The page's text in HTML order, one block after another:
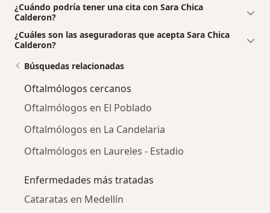
¿Cuándo podría tener una cita con Sara Chica
Calderon?
¿Cuáles son las aseguradoras que acepta Sara Chica
Calderon?
Búsquedas relacionadas
Oftalmólogos cercanos
Oftalmólogos en El Poblado
Oftalmólogos en La Candelaria
Oftalmólogos en Laureles - Estadio
Enfermedades más tratadas
Cataratas en Medellín